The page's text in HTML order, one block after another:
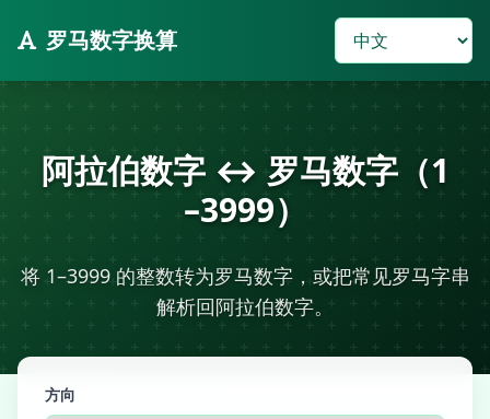
罗马数字换算
阿拉伯数字 ↔ 罗马数字（1
–3999）
将 1–3999 的整数转为罗马数字，或把常见罗马字串
解析回阿拉伯数字。
方向